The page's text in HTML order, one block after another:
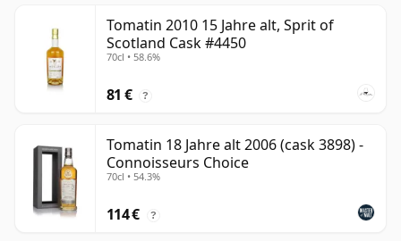
Tomatin 2010 15 Jahre alt, Sprit of
Scotland Cask #4450
70cl • 58.6%
81 € ?
Tomatin 18 Jahre alt 2006 (cask 3898) -
Connoisseurs Choice
70cl • 54.3%
114 € ?